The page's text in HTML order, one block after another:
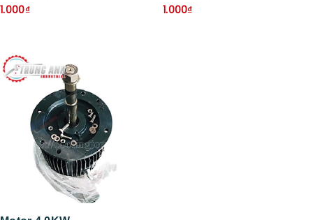
Được xếp
hạng
1.000₫
Được xếp
hạng
1.000₫